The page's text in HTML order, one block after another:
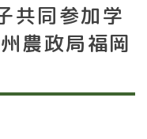
共同参加学
農政局福岡